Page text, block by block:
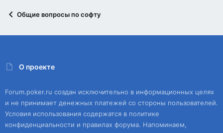
Общие вопросы по софту
О проекте
Forum.poker.ru создан исключительно в информационных целях
и не принимает денежных платежей со стороны пользователей.
Условия использования содержатся в политике
конфиденциальности и правилах форума. Напоминаем,